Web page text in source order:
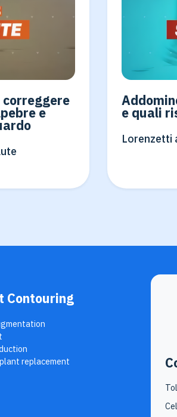
e e quali
Lorenzetti
Contouring
replacement